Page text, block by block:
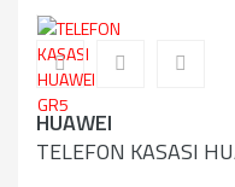
HUAWEI
TELEFON KASASI